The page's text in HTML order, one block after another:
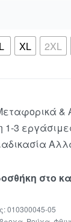
L XL 2XL
&
1-3
στο
010300045-05